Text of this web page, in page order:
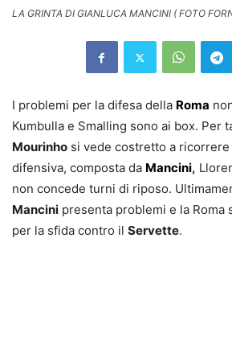
LA GRINTA DI GIANLUCA MANCINI ( FOTO
I problemi per la difesa della Roma
Kumbulla e Smalling sono ai box. Per
Mourinho si vede costretto a
difensiva, composta da Mancini,
non concede turni di riposo.
Mancini presenta problemi e la Roma
per la sfida contro il Servette.